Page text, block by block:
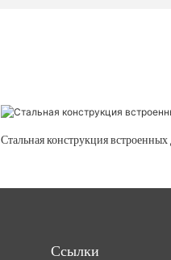
Стальная конструкция встроенных
Ссылки